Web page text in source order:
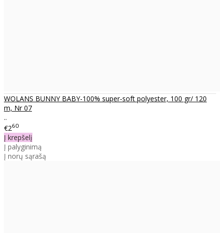
WOLANS BUNNY BABY-100% super-soft polyester, 100 gr/ 120
m, Nr 07
..
€260
Į krepšelį
Į palyginimą
Į norų sąrašą